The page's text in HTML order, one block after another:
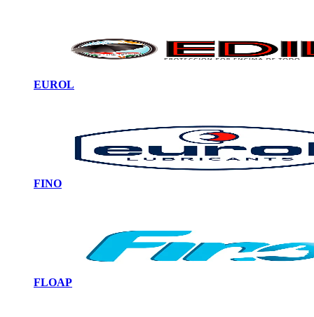
EUROL
FINO
FLOAP